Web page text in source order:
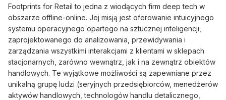
Footprints for Retail to jedna z wiodących firm deep tech w
obszarze offline-online. Jej misją jest oferowanie intuicyjnego
systemu operacyjnego opartego na sztucznej inteligencji,
zaprojektowanego do analizowania, przewidywania i
zarządzania wszystkimi interakcjami z klientami w sklepach
stacjonarnych, zarówno wewnątrz, jak i na zewnątrz obiektów
handlowych. Te wyjątkowe możliwości są zapewniane przez
unikalną grupę ludzi (seryjnych przedsiębiorców, menedżerów
aktywów handlowych, technologów handlu detalicznego,